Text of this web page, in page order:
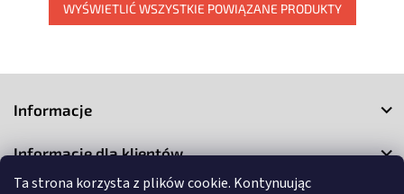
Ta strona korzysta z plików cookie. Kontynuując
WYŚWIETLIĆ WSZYSTKIE POWIĄZANE PRODUKTY
k
Informacje
Informacje dla klientów